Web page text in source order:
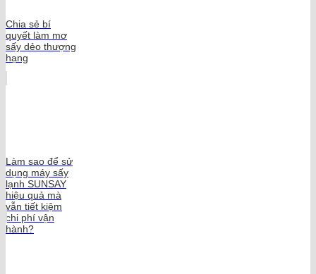
Chia sẻ bí
quyết làm mơ
sấy dẻo thượng
hạng
Làm sao để sử
dụng máy sấy
lạnh SUNSAY
hiệu quả mà
vẫn tiết kiệm
chi phí vận
hành?